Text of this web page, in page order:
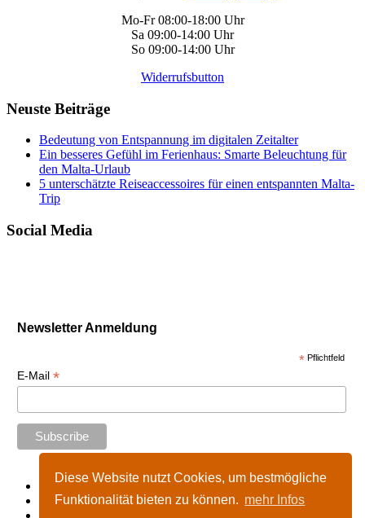
Diese Website nutzt Cookies, um bestmögliche
Funktionalität bieten zu können. mehr Infos
Mo-Fr 08:00-18:00 Uhr
Sa 09:00-14:00 Uhr
So 09:00-14:00 Uhr
Widerrufsbutton
Neuste Beiträge
Bedeutung von Entspannung im digitalen Zeitalter
Ein besseres Gefühl im Ferienhaus: Smarte Beleuchtung für
den Malta-Urlaub
5 unterschätzte Reiseaccessoires für einen entspannten Malta-
Trip
Social Media
Newsletter Anmeldung
* Pflichtfeld
E-Mail *
Start
Impressum